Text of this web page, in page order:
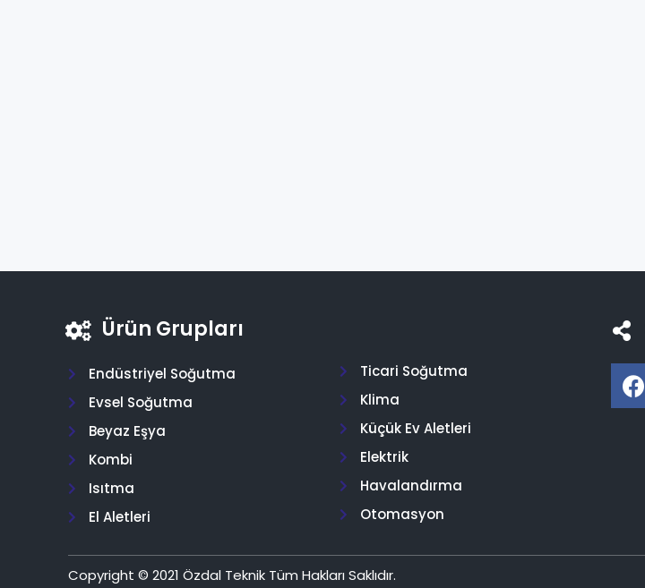
Ürün Grupları
Endüstriyel Soğutma
Evsel Soğutma
Beyaz Eşya
Kombi
Isıtma
El Aletleri
Ticari Soğutma
Klima
Küçük Ev Aletleri
Elektrik
Havalandırma
Otomasyon
Copyright © 2021 Özdal Teknik Tüm Hakları Saklıdır.